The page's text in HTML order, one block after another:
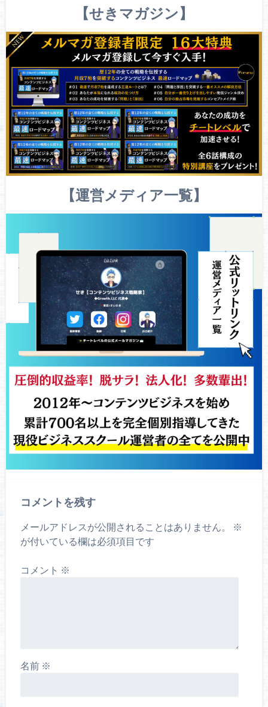
【せきマガジン】
【運営メディア一覧】
コメントを残す
メールアドレスが公開されることはありません。
※
が付いている欄は必須項目です
コメント ※
名前 ※